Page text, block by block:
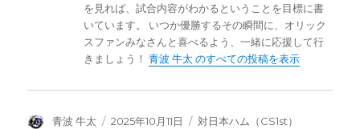
を見れば、試合内容がわかるということを目標に書
いています。 いつか優勝するその瞬間に、オリック
スファンみなさんと喜べるよう、一緒に応援して行
きましょう！青波 牛太 のすべての投稿を表示
投
青波 牛太
投
2025年10月11日
カ
対日本ハム（CS1st）